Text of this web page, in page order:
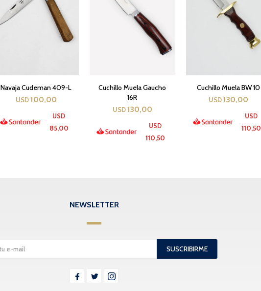
Navaja Cudeman 409-L
USD 100,00
USD
85,00
Cuchillo Muela Gaucho
16R
USD 130,00
USD
110,50
Cuchillo Muela BW 10
USD 130,00
USD
110,50
NEWSLETTER
SUSCRIBIRME
  